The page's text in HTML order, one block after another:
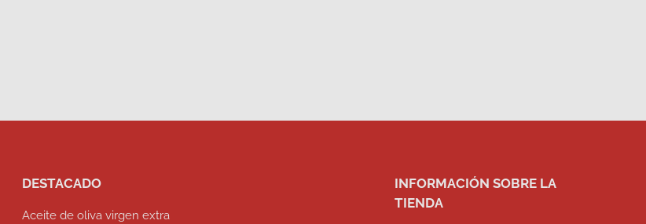
DESTACADO
Aceite de oliva virgen extra
INFORMACIÓN SOBRE LA
TIENDA